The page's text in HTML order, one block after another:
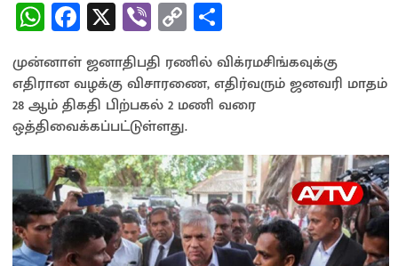
W
h
at
sA
p
p
Fa
ce
b
o
o
k
X Vi
b
er
C
o
py
Li
n
k
h
ar
e
முன்னாள் ஜனாதிபதி ரணில் விக்ரமசிங்கவுக்கு
எதிரான வழக்கு விசாரணை, எதிர்வரும் ஜனவரி மாதம்
28 ஆம் திகதி பிற்பகல் 2 மணி வரை
ஒத்திவைக்கப்பட்டுள்ளது.